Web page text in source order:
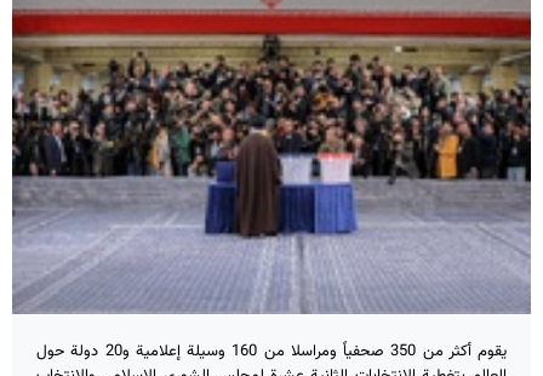
يقوم أكثر من 350 صحفياً ومراسلا من 160 وسيلة إعلامية و20 دولة حول